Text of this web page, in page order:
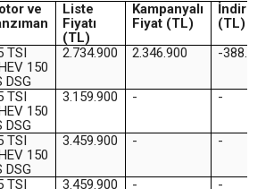
ve
Liste
Fiyatı
(TL)
Kampanyalı
Fiyat (TL)
İndirim
(TL)
TSI
150
DSG
2.734.900 2.346.900 -388.000
TSI
150
DSG
3.159.900 - -
TSI
150
DSG
3.459.900 - -
TSI
3.459.900 - -